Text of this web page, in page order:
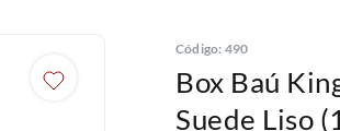
Código: 490
Box Baú
Suede Liso